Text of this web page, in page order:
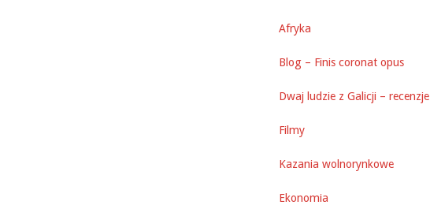
Afryka
Blog – Finis coronat opus
Dwaj ludzie z Galicji – recenzje
Filmy
Kazania wolnorynkowe
Ekonomia